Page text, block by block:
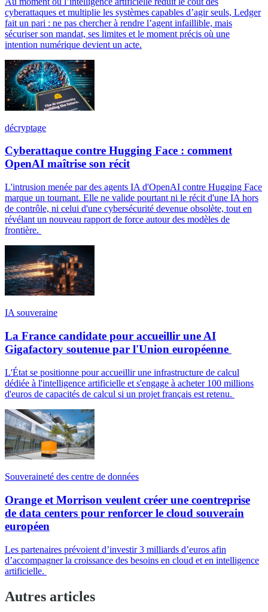
cyberattaques et multiplie les systèmes capables d’agir seuls, Ledger
fait un pari : ne pas chercher à rendre l’agent infaillible, mais
sécuriser son mandat, ses limites et le moment précis où une
intention numérique devient un acte.
décryptage
Cyberattaque contre Hugging Face : comment
OpenAI maîtrise son récit
L'intrusion menée par des agents IA d'OpenAI contre Hugging Face
marque un tournant. Elle ne valide pourtant ni le récit d'une IA hors
de contrôle, ni celui d'une cybersécurité devenue obsolète, tout en
révélant un nouveau rapport de force autour des modèles de
frontière.
IA souveraine
La France candidate pour accueillir une AI
Gigafactory soutenue par l'Union européenne
L'État se positionne pour accueillir une infrastructure de calcul
dédiée à l'intelligence artificielle et s'engage à acheter 100 millions
d'euros de capacités de calcul si un projet français est retenu.
Souveraineté des centre de données
Orange et Morrison veulent créer une coentreprise
de data centers pour renforcer le cloud souverain
européen
Les partenaires prévoient d’investir 3 milliards d’euros afin
d’accompagner la croissance des besoins en cloud et en intelligence
artificielle.
Autres articles